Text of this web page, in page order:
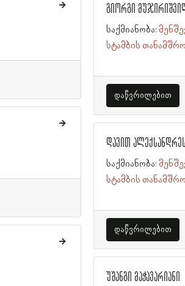
გიორგი
საქმიანობა:
სტამბის
დაწვრილებით
დავით
საქმიანობა:
სტამბის
დაწვრილებით
უშანგი მაჭავარიანი